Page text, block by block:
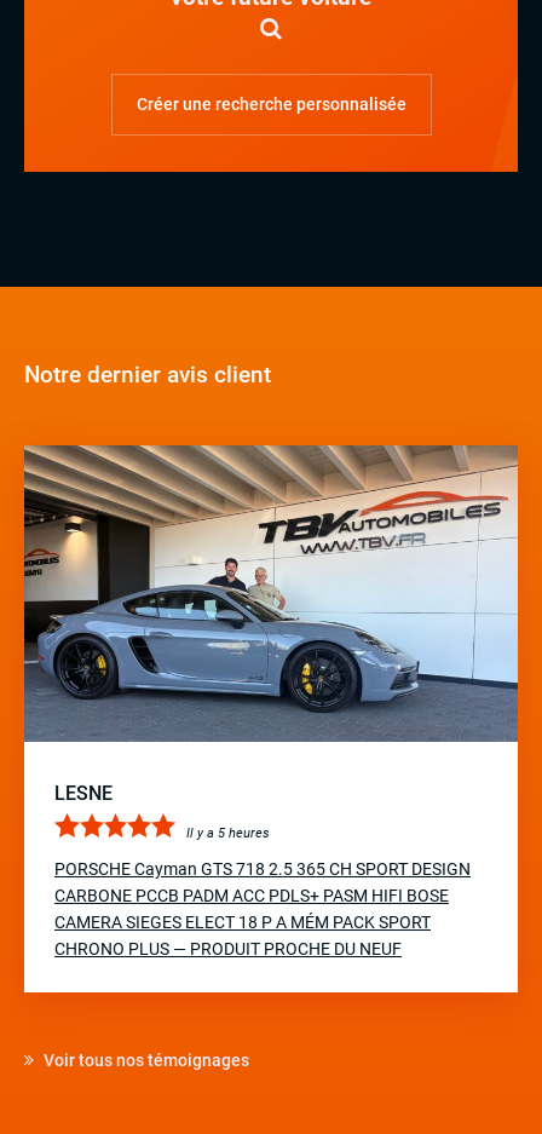
Créer une recherche personnalisée
Notre dernier avis client
LESNE
Il y a 5 heures
PORSCHE Cayman GTS 718 2.5 365 CH SPORT DESIGN
CARBONE PCCB PADM ACC PDLS+ PASM HIFI BOSE
CAMERA SIEGES ELECT 18 P A MÉM PACK SPORT
CHRONO PLUS — PRODUIT PROCHE DU NEUF
Voir tous nos témoignages